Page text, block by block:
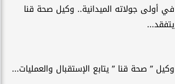
في أولى جولاته الميدانية.. وكيل صحة قنا
يتفقد...
وكيل ” صحة قنا ” يتابع الإستقبال والعمليات...